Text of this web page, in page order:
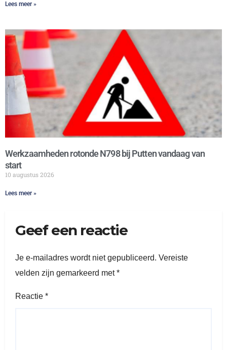
Lees meer »
Werkzaamheden rotonde N798 bij Putten vandaag van
start
10 augustus 2026
Lees meer »
Geef een reactie
Je e-mailadres wordt niet gepubliceerd. Vereiste
velden zijn gemarkeerd met*
Reactie *